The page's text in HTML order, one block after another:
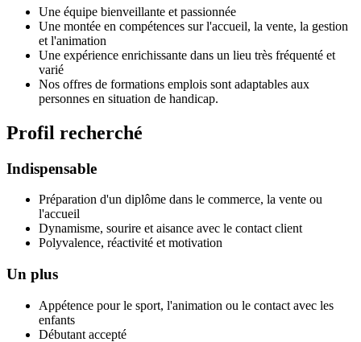
Une équipe bienveillante et passionnée
Une montée en compétences sur l'accueil, la vente, la gestion
et l'animation
Une expérience enrichissante dans un lieu très fréquenté et
varié
Nos offres de formations emplois sont adaptables aux
personnes en situation de handicap.
Profil recherché
Indispensable
Préparation d'un diplôme dans le commerce, la vente ou
l'accueil
Dynamisme, sourire et aisance avec le contact client
Polyvalence, réactivité et motivation
Un plus
Appétence pour le sport, l'animation ou le contact avec les
enfants
Débutant accepté